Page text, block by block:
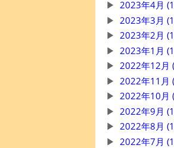
2023年4月
2023年3月
2023年2月
2023年1月
2022年12月
2022年11月
2022年10月
2022年9月
2022年8月
2022年7月